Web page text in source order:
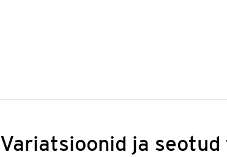
Variatsioonid ja seotud